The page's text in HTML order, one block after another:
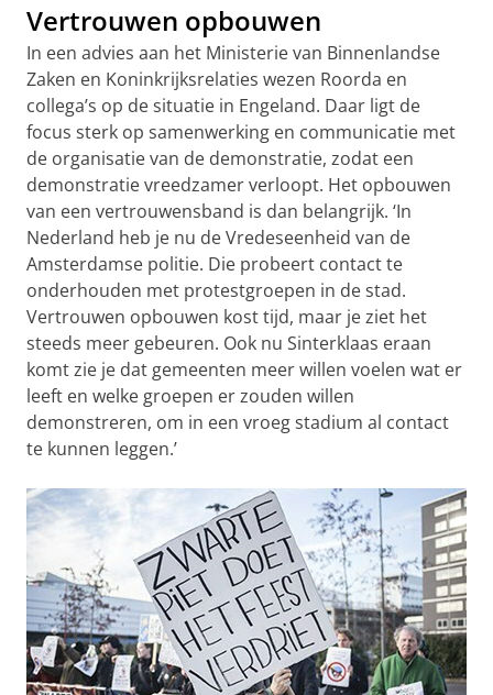
Vertrouwen opbouwen
In een advies aan het Ministerie van Binnenlandse
Zaken en Koninkrijksrelaties wezen Roorda en
collega’s op de situatie in Engeland. Daar ligt de
focus sterk op samenwerking en communicatie met
de organisatie van de demonstratie, zodat een
demonstratie vreedzamer verloopt. Het opbouwen
van een vertrouwensband is dan belangrijk. ‘In
Nederland heb je nu de Vredeseenheid van de
Amsterdamse politie. Die probeert contact te
onderhouden met protestgroepen in de stad.
Vertrouwen opbouwen kost tijd, maar je ziet het
steeds meer gebeuren. Ook nu Sinterklaas eraan
komt zie je dat gemeenten meer willen voelen wat er
leeft en welke groepen er zouden willen
demonstreren, om in een vroeg stadium al contact
te kunnen leggen.’